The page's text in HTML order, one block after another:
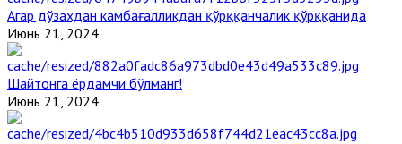
Агар дўзахдан камбағалликдан қўрққанчалик қўрққанида
Июнь 21, 2024
Шайтонга ёрдамчи бўлманг!
Июнь 21, 2024